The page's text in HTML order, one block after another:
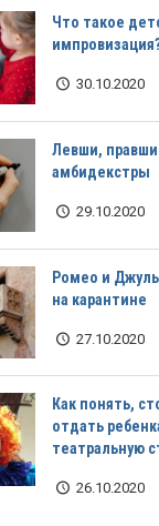
Что такое
30.10.2020
Левши, правши
амбидекстры
29.10.2020
Ромео и
на карантине
27.10.2020
Как понять,
отдать
театральную
26.10.2020